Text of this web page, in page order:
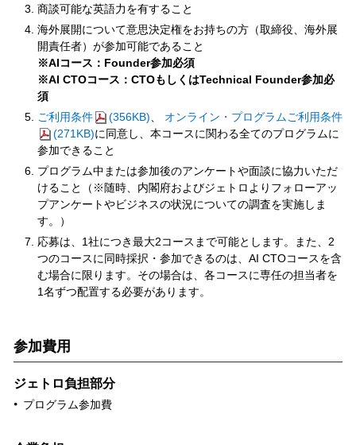
商談可能な英語力を有すること
海外展開について意思決定権をお持ちの方（取締役、海外展
開責任者）が参加可能であること
※AIコース：Founder参加必須
※AI CTOコース：CTOもしくはTechnical Founder参加必
須
ご利用条件
(356KB)
オンライン・プログラムご利用条件
(271KB)に同意し、本コースに関わる全てのプログラムに
参加できること
プログラム中または参加後のアンケートや面談に協力いただ
けること（※随時、内閣府およびジェトロよりフォローアッ
プアンケートやビジネスの状況についての調査を実施しま
す。）
応募は、1社につき最大2コースまで可能とします。また、2
つのコースに同時採択・参加できるのは、AI CTOコースを含
む場合に限ります。その場合は、各コースに専任の担当者を
1名ずつ配置する必要があります。
参加費用
ジェトロ負担部分
プログラム参加費